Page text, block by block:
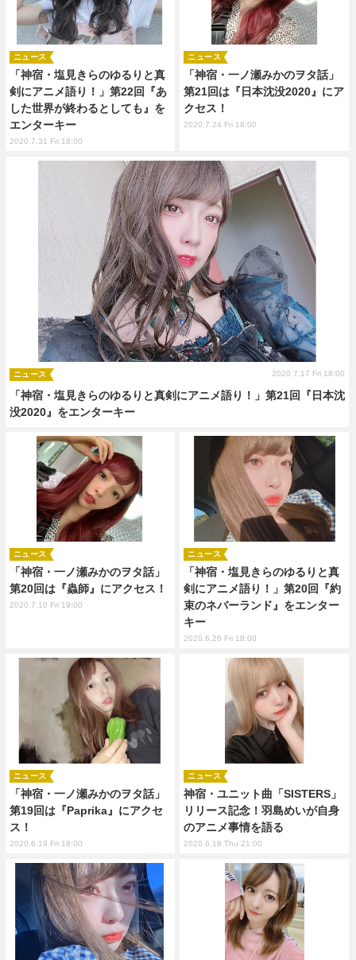
「神宿・塩見きらのゆるりと真
剣にアニメ語り！」第22回『あ
した世界が終わるとしても』を
エンターキー
ニュース
2020.7.31 Fri 18:00
「神宿・一ノ瀬みかのヲタ話」
第21回は『日本沈没2020』にア
クセス！
ニュース
2020.7.24 Fri 18:00
「神宿・塩見きらのゆるりと真剣にアニメ語り！」第21回『日本沈
没2020』をエンターキー
ニュース 2020.7.17 Fri 18:00
「神宿・一ノ瀬みかのヲタ話」
第20回は『蟲師』にアクセス！
ニュース
2020.7.10 Fri 19:00
「神宿・塩見きらのゆるりと真
剣にアニメ語り！」第20回『約
束のネバーランド』をエンター
キー
ニュース
2020.6.26 Fri 18:00
「神宿・一ノ瀬みかのヲタ話」
第19回は『Paprika』にアクセ
ス！
ニュース
2020.6.19 Fri 18:00
神宿・ユニット曲「SISTERS」
リリース記念！羽島めいが自身
のアニメ事情を語る
ニュース
2020.6.18 Thu 21:00